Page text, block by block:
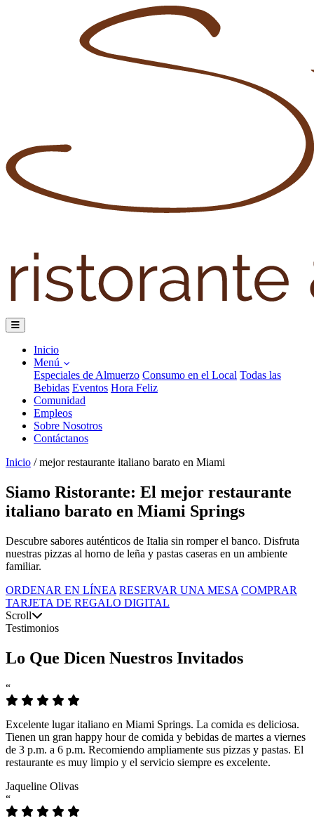
Inicio
Menú
Especiales de Almuerzo Consumo en el Local Todas las
Bebidas Eventos Hora Feliz
Comunidad
Empleos
Sobre Nosotros
Contáctanos
Inicio / mejor restaurante italiano barato en Miami
Siamo Ristorante: El mejor restaurante
italiano barato en Miami Springs
Descubre sabores auténticos de Italia sin romper el banco. Disfruta
nuestras pizzas al horno de leña y pastas caseras en un ambiente
familiar.
ORDENAR EN LÍNEA RESERVAR UNA MESA COMPRAR
TARJETA DE REGALO DIGITAL
Scroll
Testimonios
Lo Que Dicen Nuestros Invitados
“
Excelente lugar italiano en Miami Springs. La comida es deliciosa.
Tienen un gran happy hour de comida y bebidas de martes a viernes
de 3 p.m. a 6 p.m. Recomiendo ampliamente sus pizzas y pastas. El
restaurante es muy limpio y el servicio siempre es excelente.
Jaqueline Olivas
“